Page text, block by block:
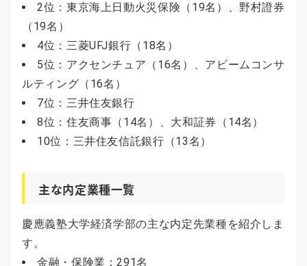
2位：東京海上日動火災保険（19名）、野村證券
（19名）
4位：三菱UFJ銀行（18名）
5位：アクセンチュア（16名）、アビームコンサ
ルティング（16名）
7位：三井住友銀行
8位：住友商事（14名）、大和証券（14名）
10位：三井住友信託銀行（13名）
主な内定業種一覧
慶應義塾大学経済学部の主な内定先業種を紹介しま
す。
金融・保険業：291名